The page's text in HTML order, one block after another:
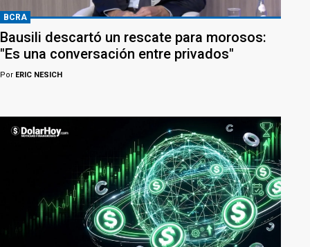
BCRA
Bausili descartó un rescate para morosos:
"Es una conversación entre privados"
Por ERIC NESICH